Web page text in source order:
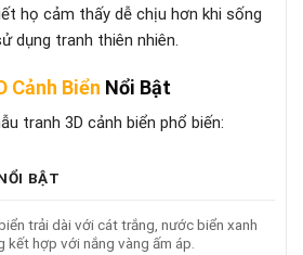
họ cảm thấy dễ chịu hơn khi sống
dụng tranh thiên nhiên.
Cảnh Biển Nổi Bật
tranh 3D cảnh biển phổ biến:
BẬT
trải dài với cát trắng, nước biển xanh
kết hợp với nắng vàng ấm áp.